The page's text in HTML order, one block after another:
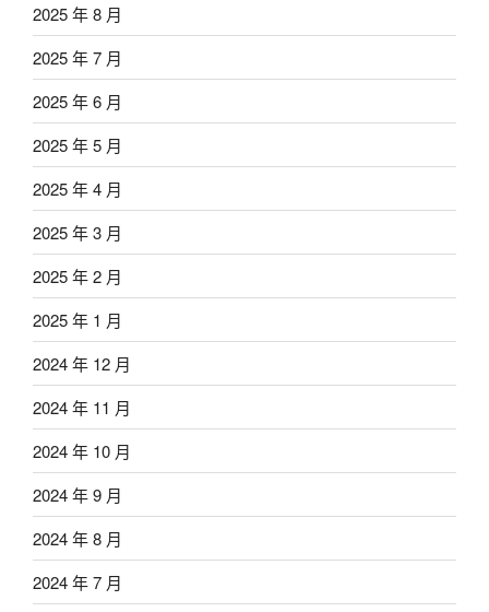
2025 年 8 月
2025 年 7 月
2025 年 6 月
2025 年 5 月
2025 年 4 月
2025 年 3 月
2025 年 2 月
2025 年 1 月
2024 年 12 月
2024 年 11 月
2024 年 10 月
2024 年 9 月
2024 年 8 月
2024 年 7 月